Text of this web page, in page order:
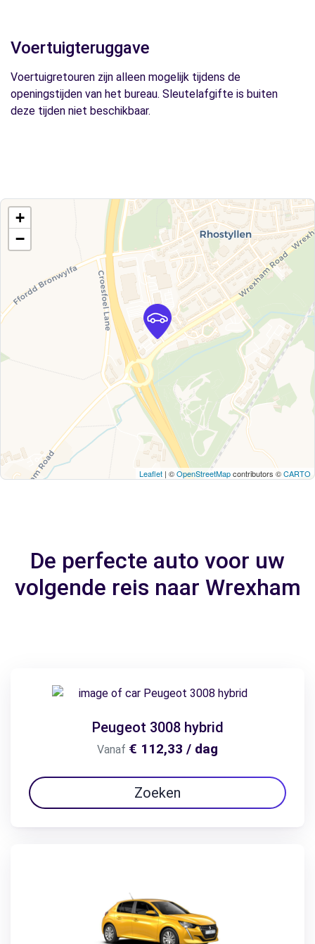
Voertuigteruggave
Voertuigretouren zijn alleen mogelijk tijdens de
openingstijden van het bureau. Sleutelafgifte is buiten
deze tijden niet beschikbaar.
+
−
Leaflet | ©OpenStreetMapcontributors ©CARTO
De perfecte auto voor uw
volgende reis naar Wrexham
Peugeot 3008 hybrid
Vanaf € 112,33 / dag
Zoeken